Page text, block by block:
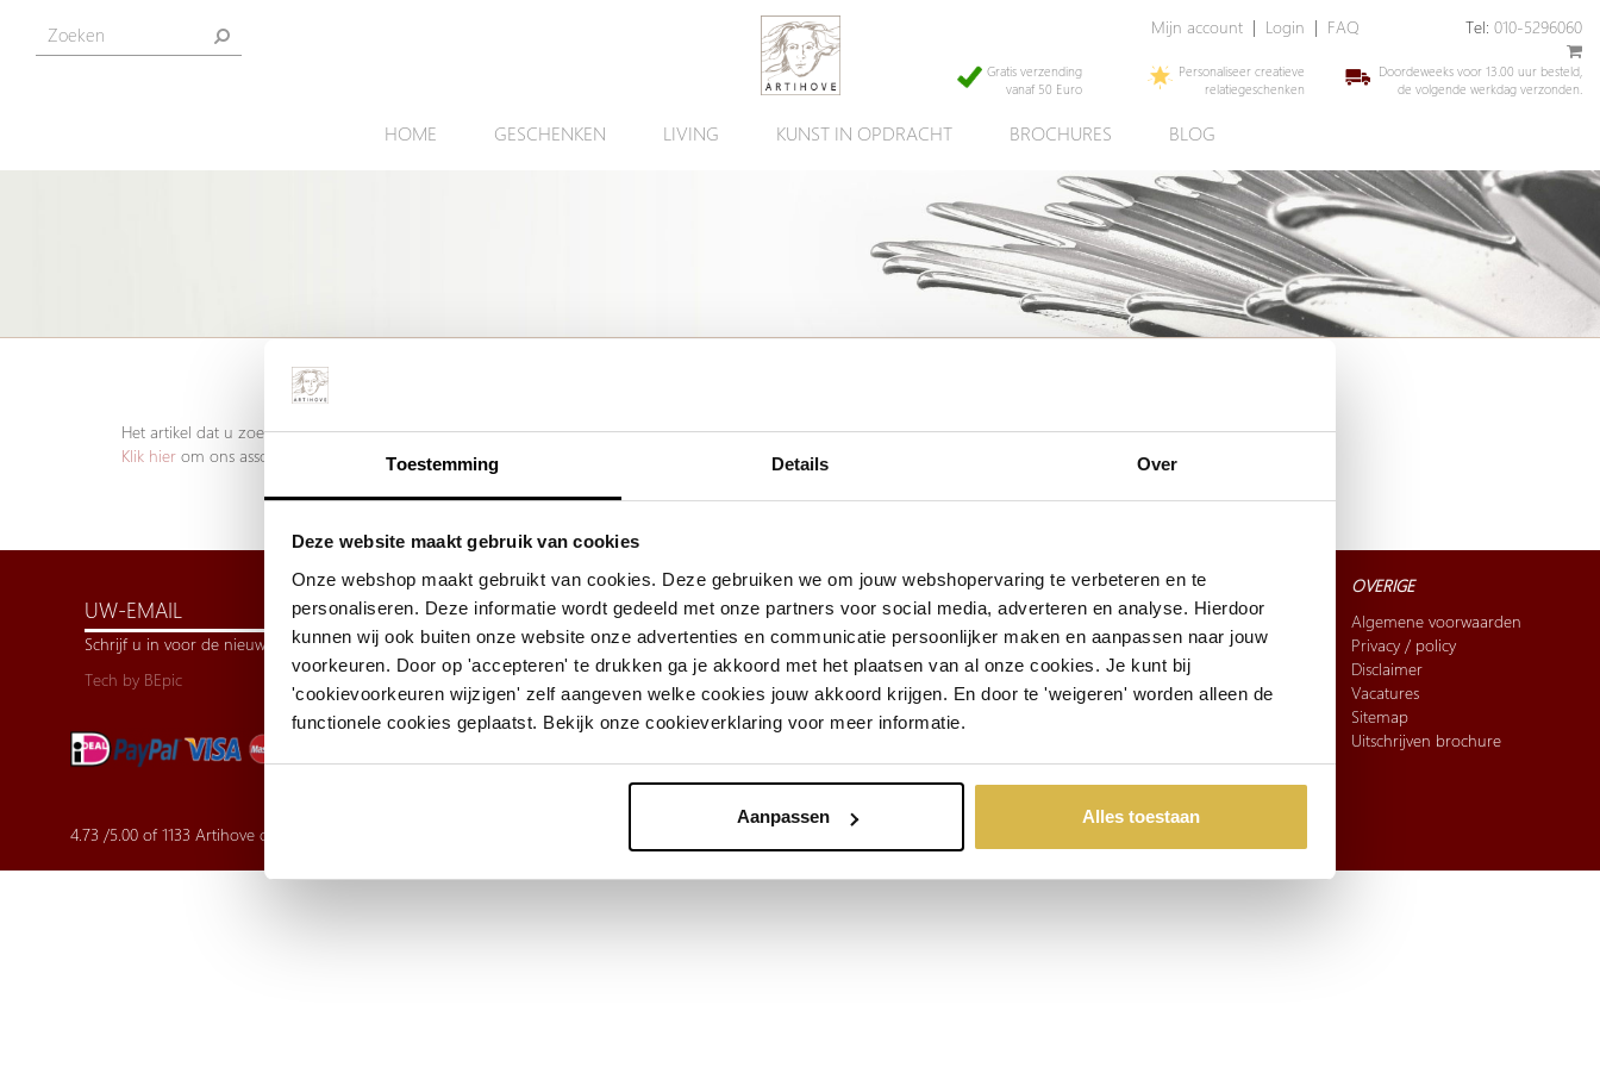
Toestemming Details Over
Deze website maakt gebruik van cookies
Onze webshop maakt gebruikt van cookies. Deze gebruiken we om jouw webshopervaring te verbeteren en te
personaliseren. Deze informatie wordt gedeeld met onze partners voor social media, adverteren en analyse. Hierdoor
kunnen wij ook buiten onze website onze advertenties en communicatie persoonlijker maken en aanpassen naar jouw
voorkeuren. Door op 'accepteren' te drukken ga je akkoord met het plaatsen van al onze cookies. Je kunt bij
'cookievoorkeuren wijzigen' zelf aangeven welke cookies jouw akkoord krijgen. En door te 'weigeren' worden alleen de
functionele cookies geplaatst. Bekijk onze cookieverklaring voor meer informatie.
Aanpassen Alles toestaan
Mijn account Login FAQ Tel: 010-5296060
Gratis verzending
vanaf 50 Euro
Personaliseer creatieve
relatiegeschenken
Doordeweeks voor 13.00 uur besteld,
de volgende werkdag verzonden.
HOME GESCHENKEN LIVING KUNST IN OPDRACHT BROCHURES BLOG
Het artikel dat u zoekt is helaas niet meer aanwezig. Wellicht kunnen wij u helpen met een ander, vergelijkbaar artikel.
Klik hier om ons assortiment geschenken te bekijken.
INSCHRIJVEN
Schrijf u in voor de nieuwsbrief
Tech by BEpic
4.73 /5.00of 1133 Artihove customer reviews | Trusted Shops
OVER ARTIHOVE
Over ons
Corry Ammerlaan
Openingstijden
Geschiedenis
Productieproces
CONTACT
Bel: 010-5296060
Mail: sales@artihove.nl
Kunst in Opdracht
Adres: Hoeksekade 162,
FAQ
Verzending en betaling
Retourneren & ruilen
OVERIGE
Algemene voorwaarden
Privacy / policy
Disclaimer
Vacatures
Sitemap
Uitschrijven brochure